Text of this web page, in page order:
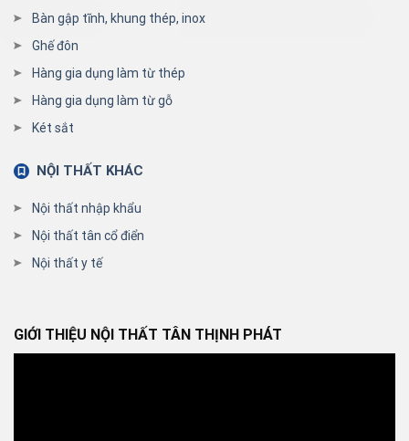
Bàn gập tĩnh, khung thép, inox
Ghế đôn
Hàng gia dụng làm từ thép
Hàng gia dụng làm từ gỗ
Két sắt
NỘI THẤT KHÁC
Nội thất nhập khẩu
Nội thất tân cổ điển
Nội thất y tế
GIỚI THIỆU NỘI THẤT TÂN THỊNH PHÁT